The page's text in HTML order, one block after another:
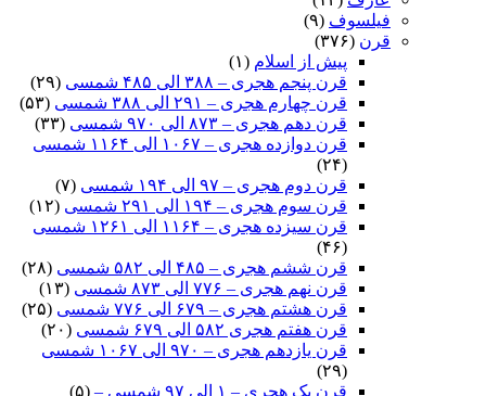
فیلسوف (۹)
قرن (۳۷۶)
پیش از اسلام (۱)
قرن پنجم هجری – ۳۸۸ الی ۴۸۵ شمسی
(۲۹)
قرن چهارم هجری – ۲۹۱ الی ۳۸۸ شمسی
(۵۳)
قرن دهم هجری – ۸۷۳ الی ۹۷۰ شمسی
(۳۳)
قرن دوازده هجری – ۱۰۶۷ الی ۱۱۶۴ شمسی
(۲۴)
قرن دوم هجری – ۹۷ الی ۱۹۴ شمسی
(۷)
قرن سوم هجری – ۱۹۴ الی ۲۹۱ شمسی
(۱۲)
قرن سیزده هجری – ۱۱۶۴ الی ۱۲۶۱ شمسی
(۴۶)
قرن ششم هجری – ۴۸۵ الی ۵۸۲ شمسی
(۲۸)
قرن نهم هجری – ۷۷۶ الی ۸۷۳ شمسی
(۱۳)
قرن هشتم هجری – ۶۷۹ الی ۷۷۶ شمسی
(۲۵)
قرن هفتم هجری ۵۸۲ الی ۶۷۹ شمسی
(۲۰)
قرن یازدهم هجری – ۹۷۰ الی ۱۰۶۷ شمسی
(۲۹)
قرن یک هجری – ۱ الی ۹۷ شمسی –
(۵)